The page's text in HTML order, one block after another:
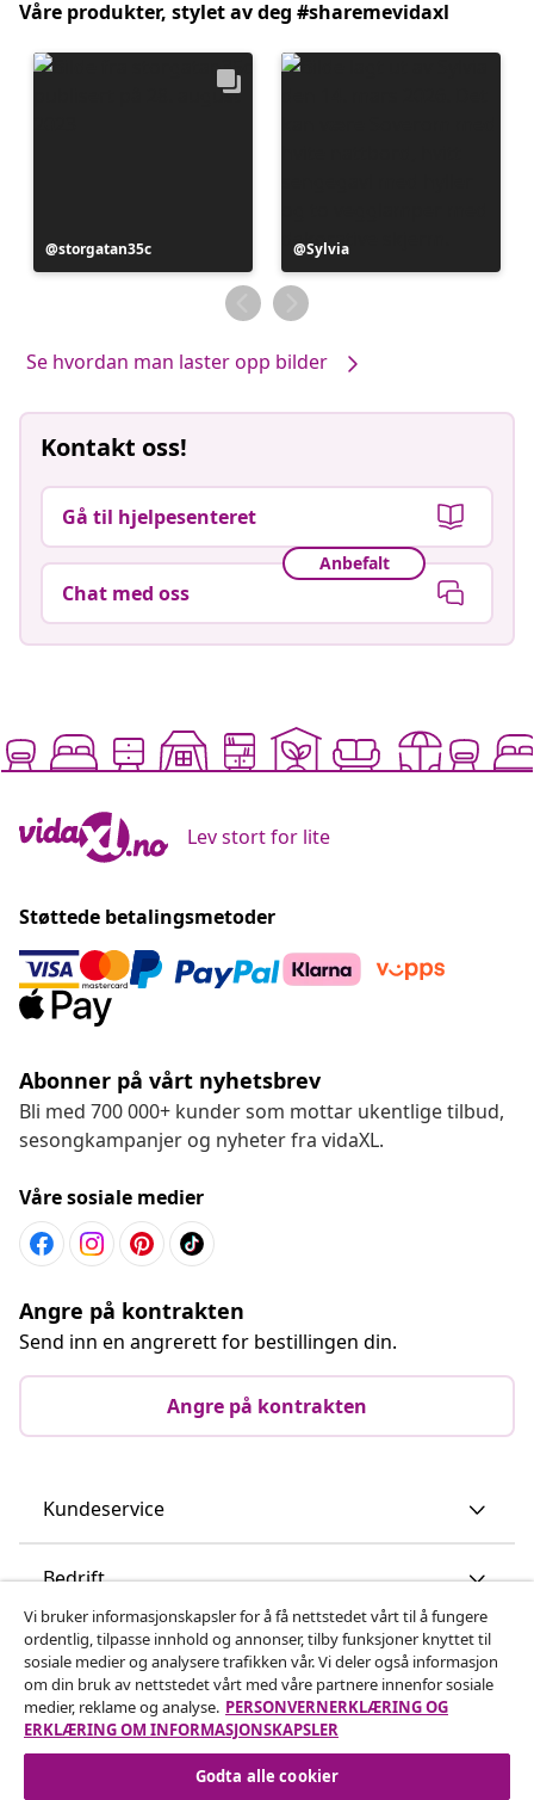
Våre produkter, stylet av deg #sharemevidaxl
Innlegg
publisert
storgatan35c
Innlegg
publisert
av
Sylvia
Se hvordan man laster opp bilder
Kontakt oss!
Gå til hjelpesenteret
Anbefalt
Chat med oss
Lev stort for lite
Støttede betalingsmetoder
Abonner på vårt nyhetsbrev
Bli med 700 000+ kunder som mottar ukentlige tilbud,
sesongkampanjer og nyheter fra vidaXL.
Våre sosiale medier
Angre på kontrakten
Send inn en angrerett for bestillingen din.
Angre på kontrakten
Kundeservice
Bedrift
vidaXL
Oppdag mer
Vi bruker informasjonskapsler for å få nettstedet vårt til å fungere
ordentlig, tilpasse innhold og annonser, tilby funksjoner knyttet til
sosiale medier og analysere trafikken vår. Vi deler også informasjon
om din bruk av nettstedet vårt med våre partnere innenfor sosiale
medier, reklame og analyse. PERSONVERNERKLÆRING OG
ERKLÆRING OM INFORMASJONSKAPSLER
Godta alle cookier